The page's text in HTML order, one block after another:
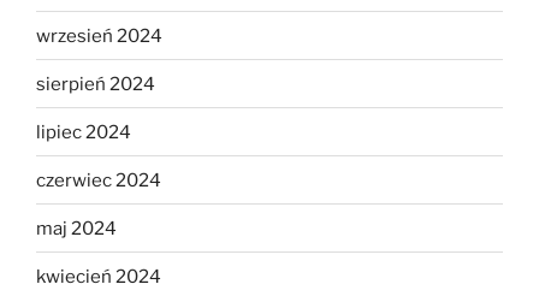
wrzesień 2024
sierpień 2024
lipiec 2024
czerwiec 2024
maj 2024
kwiecień 2024